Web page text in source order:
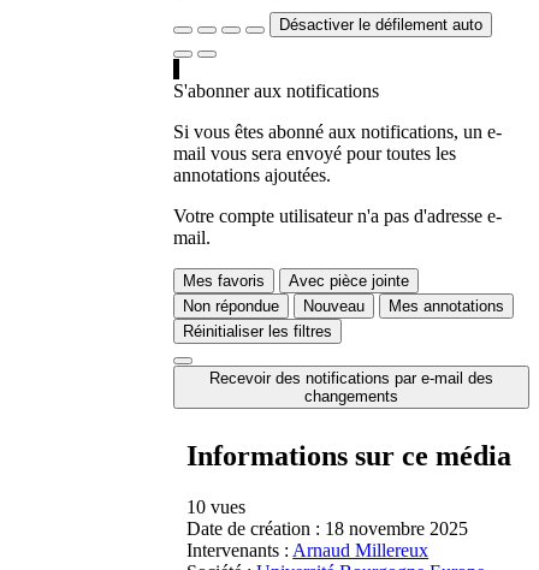
Désactiver le défilement auto
S'abonner aux notifications
Si vous êtes abonné aux notifications, un e-
mail vous sera envoyé pour toutes les
annotations ajoutées.
Votre compte utilisateur n'a pas d'adresse e-
mail.
Mes favoris
Avec pièce jointe
Non répondue
Nouveau
Mes annotations
Réinitialiser les filtres
Recevoir des notifications par e-mail des
changements
Informations sur ce média
10 vues
Date de création : 18 novembre 2025
Intervenants : Arnaud Millereux